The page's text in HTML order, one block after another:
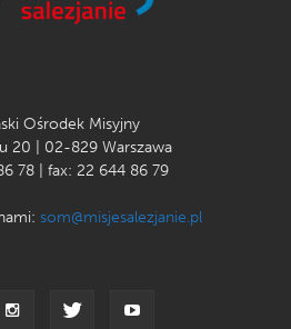
Ośrodek Misyjny
20 | 02-829 Warszawa
78 | fax: 22 644 86 79
som@misjesalezjanie.pl